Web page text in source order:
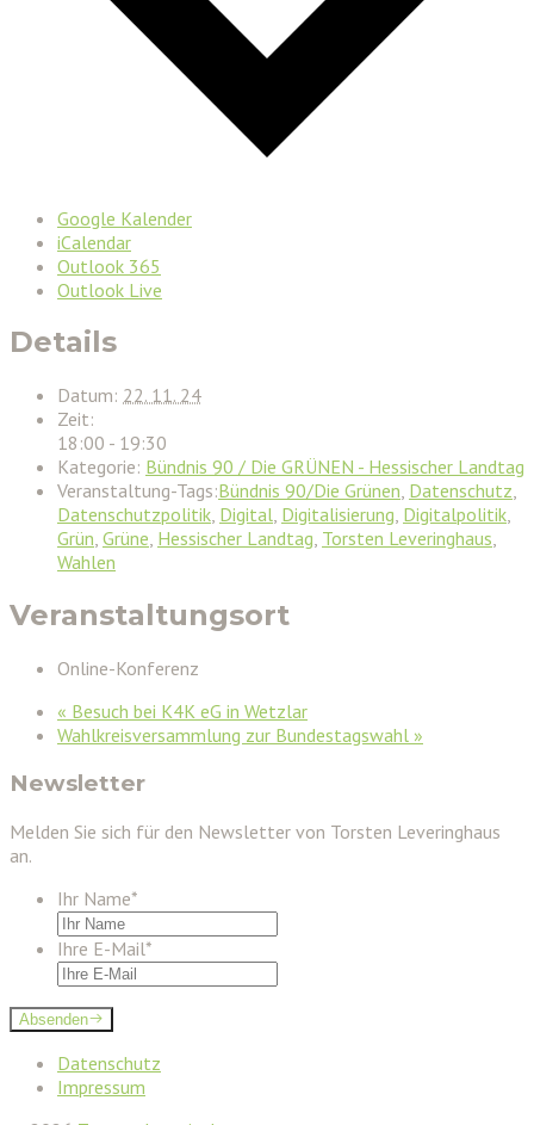
Google Kalender
iCalendar
Outlook 365
Outlook Live
Details
Datum: 22. 11. 24
Zeit:
18:00 - 19:30
Kategorie: Bündnis 90 / Die GRÜNEN - Hessischer Landtag
Veranstaltung-Tags:Bündnis 90/Die Grünen, Datenschutz,
Datenschutzpolitik, Digital, Digitalisierung, Digitalpolitik,
Grün, Grüne, Hessischer Landtag, Torsten Leveringhaus,
Wahlen
Veranstaltungsort
Online-Konferenz
« Besuch bei K4K eG in Wetzlar
Wahlkreisversammlung zur Bundestagswahl »
Newsletter
Melden Sie sich für den Newsletter von Torsten Leveringhaus
an.
Ihr Name*
Ihre E-Mail*
Absenden
Datenschutz
Impressum